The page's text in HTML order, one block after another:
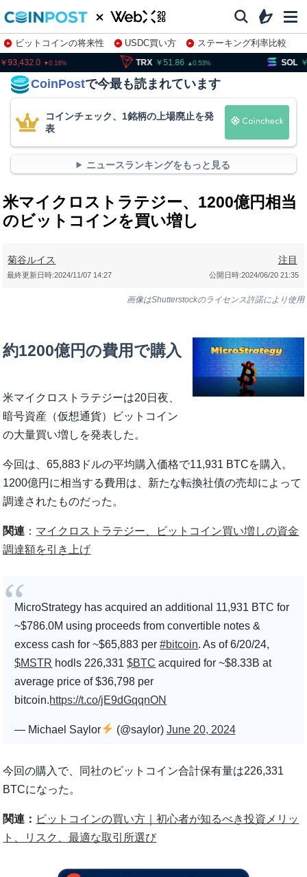
ビットコインの将来性 USDC買い方
ステーキング利率比較
株特集・関連銘柄
0.16 TRX 51.86 0.53 SOL
CoinPostで今最も読まれています
コインチェック、1銘柄の上場廃止を発
表
ニュースランキングをもっと見る
米マイクロストラテジー、1200億円相当
のビットコインを買い増し
菊谷ルイス 注目
公開日時:2024/06/20 21:35
最終更新日時:2024/11/07 14:27
画像はShutterstockのライセンス許諾により使用
約1200億円の費用で購入
米マイクロストラテジーは20日夜、
暗号資産（仮想通貨）ビットコイン
の大量買い増しを発表した。
今回は、65,883ドルの平均購入価格で11,931 BTCを購入。
1200億円に相当する費用は、新たな転換社債の売却によって
調達されたものだった。
関連 ： マイクロストラテジー、ビットコイン買い増しの資金
調達額を引き上げ
MicroStrategy has acquired an additional 11,931 BTC for
~$786.0M using proceeds from convertible notes &
excess cash for ~$65,883 per#bitcoin. As of 6/20/24,
$MSTR hodls 226,331$BTC acquired for ~$8.33B at
average price of $36,798 per
bitcoin.https://t.co/jE9dGqqnON
— Michael Saylor (@saylor) June 20, 2024
今回の購入で、同社のビットコイン合計保有量は226,331
BTCになった。
関連： ビットコインの買い方｜初心者が知るべき投資メリッ
ト、リスク、最適な取引所選び